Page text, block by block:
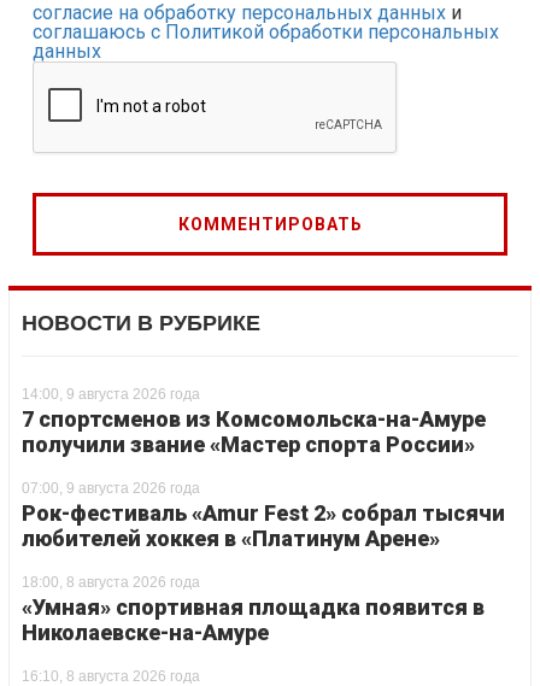
согласие на обработку персональных данных и
соглашаюсь с Политикой обработки персональных
данных
НОВОСТИ В РУБРИКЕ
14:00, 9 августа 2026 года
7 спортсменов из Комсомольска-на-Амуре
получили звание «Мастер спорта России»
07:00, 9 августа 2026 года
Рок-фестиваль «Amur Fest 2» собрал тысячи
любителей хоккея в «Платинум Арене»
18:00, 8 августа 2026 года
«Умная» спортивная площадка появится в
Николаевске-на-Амуре
16:10, 8 августа 2026 года